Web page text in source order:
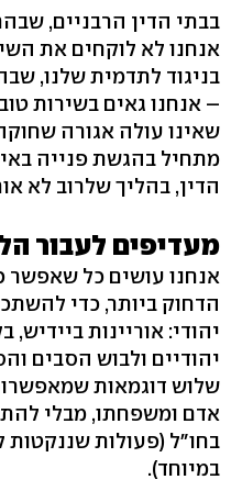
בבתי הדין הרבניים,
אנחנו לא לוקחים את
בניגוד לתדמית שלנו,
– אנחנו גאים בשירות
שאינו עולה אגורה
מתחיל בהגשת פנייה
הדין, בהליך שלרוב לא אורך
מעדיפים לעבור
אנחנו עושים כל שאפשר
הדחוק ביותר, כדי
יהודי: אוריינות
יהודיים ולבוש הסבים
שלוש דוגמאות
אדם ומשפחתו, מבלי
בחו"ל (פעולות
במיוחד).